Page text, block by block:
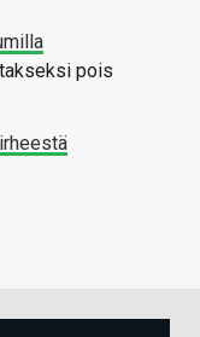
pois